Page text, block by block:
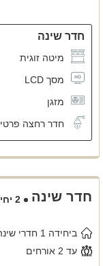
חדר שינה
מיטה זוגית
מסך LCD
מזגן
חדר רחצה פרטי
חדר שינה 2 יחידות
ביחידה 1 חדרי שינה
עד 2 אורחים